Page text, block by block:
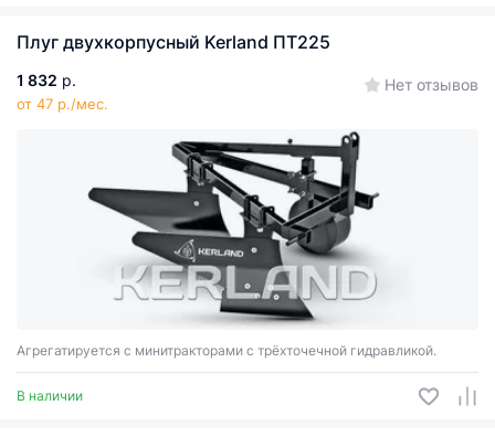
Плуг двухкорпусный Kerland ПТ225
1 832 р.
от 47 р./мес.
Нет отзывов
Агрегатируется с минитракторами с трёхточечной гидравликой.
В наличии